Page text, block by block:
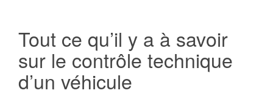
Tout ce qu’il y a à savoir
sur le contrôle technique
d’un véhicule